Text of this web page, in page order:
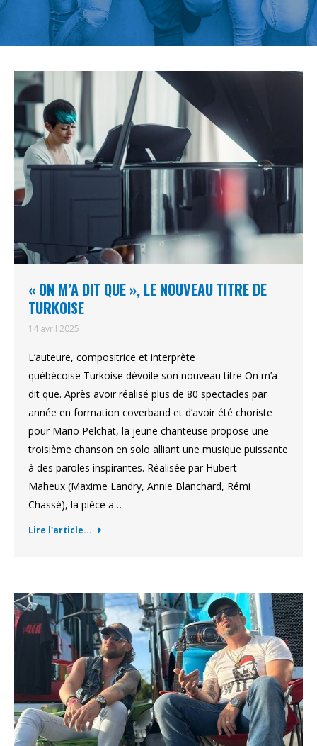
« ON M’A DIT QUE », LE NOUVEAU TITRE DE
TURKOISE
14 avril 2025
L’auteure, compositrice et interprète
québécoise Turkoise dévoile son nouveau titre On m’a
dit que. Après avoir réalisé plus de 80 spectacles par
année en formation coverband et d’avoir été choriste
pour Mario Pelchat, la jeune chanteuse propose une
troisième chanson en solo alliant une musique puissante
à des paroles inspirantes. Réalisée par Hubert
Maheux (Maxime Landry, Annie Blanchard, Rémi
Chassé), la pièce a…
Lire l'article...